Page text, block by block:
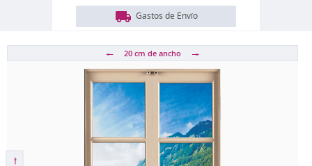
Gastos de Envío
20 cm de ancho